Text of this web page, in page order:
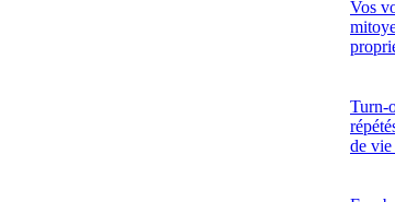
Vos
Turn-
de